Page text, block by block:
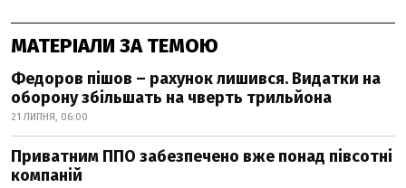
МАТЕРІАЛИ ЗА ТЕМОЮ
Федоров пішов – рахунок лишився. Видатки на
оборону збільшать на чверть трильйона
21 ЛИПНЯ, 06:00
Приватним ППО забезпечено вже понад півсотні
компаній